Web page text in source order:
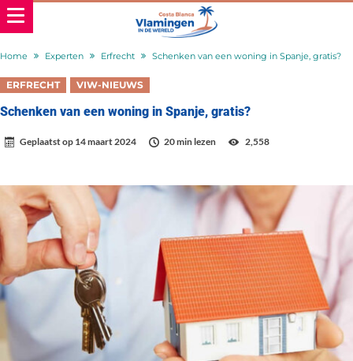
Home Experten Erfrecht Schenken van een woning in Spanje, gratis?
ERFRECHT VIW-NIEUWS
Schenken van een woning in Spanje, gratis?
Geplaatst op 14 maart 2024 20 min lezen 2,558